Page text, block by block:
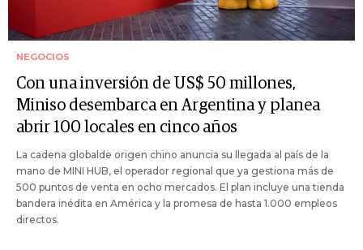
NEGOCIOS
Con una inversión de US$ 50 millones,
Miniso desembarca en Argentina y planea
abrir 100 locales en cinco años
La cadena globalde origen chino anuncia su llegada al país de la
mano de MINI HUB, el operador regional que ya gestiona más de
500 puntos de venta en ocho mercados. El plan incluye una tienda
bandera inédita en América y la promesa de hasta 1.000 empleos
directos.